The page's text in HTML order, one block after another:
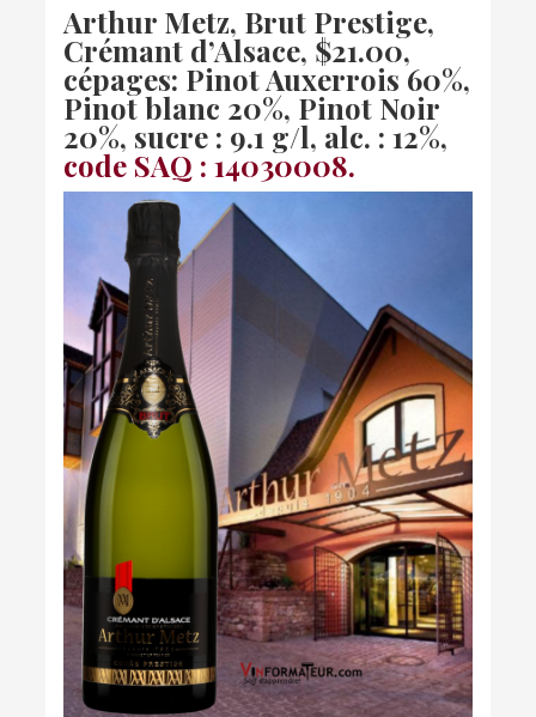
Arthur Metz, Brut Prestige,
Crémant d’Alsace, $21.00,
cépages: Pinot Auxerrois 60%,
Pinot blanc 20%, Pinot Noir
20%, sucre : 9.1 g/l, alc. : 12%,
code SAQ : 14030008.